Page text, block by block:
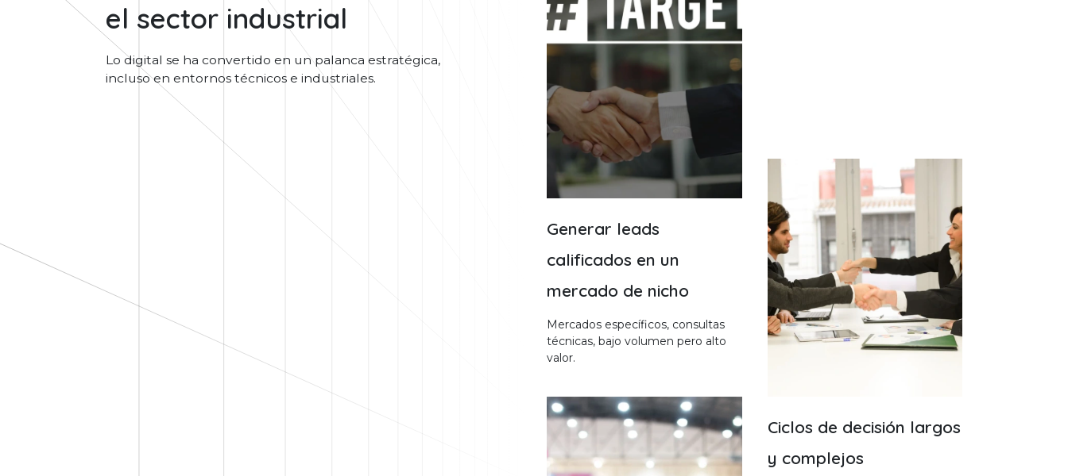
el sector industrial
Lo digital se ha convertido en un palanca estratégica,
incluso en entornos técnicos e industriales.
Generar leads
calificados en un
mercado de nicho
Mercados específicos, consultas
técnicas, bajo volumen pero alto
valor.
Ciclos de decisión largos
y complejos